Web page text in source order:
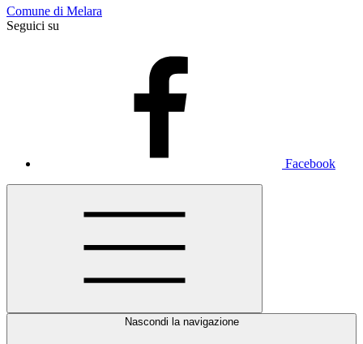
Comune di Melara
Seguici su
Facebook
Nascondi la navigazione